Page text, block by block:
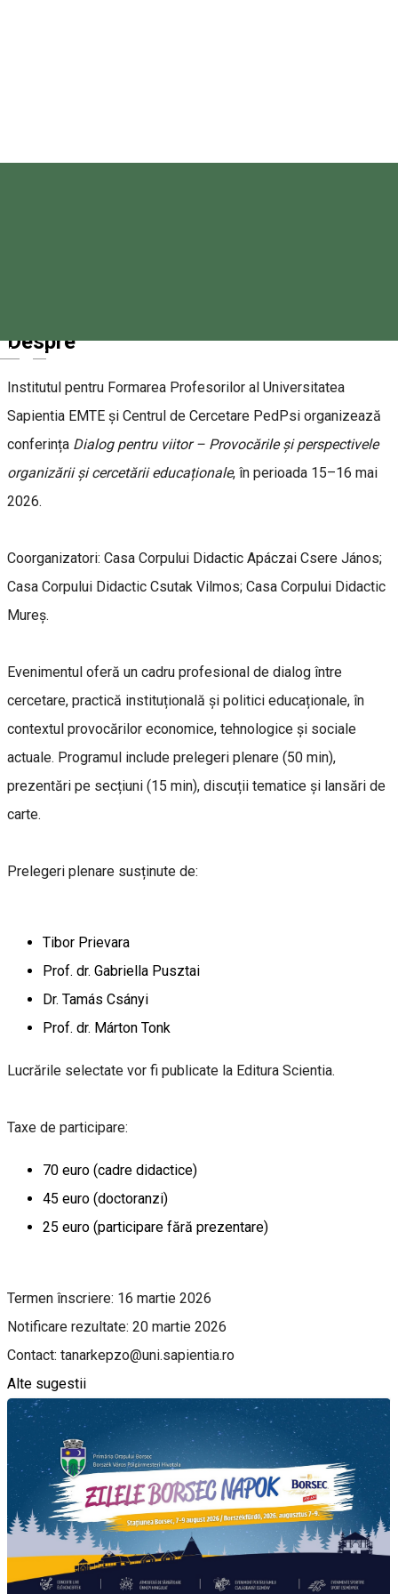
Magyar
Despre
Institutul pentru Formarea Profesorilor al Universitatea
Sapientia EMTE și Centrul de Cercetare PedPsi organizează
conferința Dialog pentru viitor – Provocările și perspectivele
organizării și cercetării educaționale, în perioada 15–16 mai
2026.
Coorganizatori: Casa Corpului Didactic Apáczai Csere János;
Casa Corpului Didactic Csutak Vilmos; Casa Corpului Didactic
Mureș.
Evenimentul oferă un cadru profesional de dialog între
cercetare, practică instituțională și politici educaționale, în
contextul provocărilor economice, tehnologice și sociale
actuale. Programul include prelegeri plenare (50 min),
prezentări pe secțiuni (15 min), discuții tematice și lansări de
carte.
Prelegeri plenare susținute de:
Tibor Prievara
Prof. dr. Gabriella Pusztai
Dr. Tamás Csányi
Prof. dr. Márton Tonk
Lucrările selectate vor fi publicate la Editura Scientia.
Taxe de participare:
70 euro (cadre didactice)
45 euro (doctoranzi)
25 euro (participare fără prezentare)
Termen înscriere: 16 martie 2026
Notificare rezultate: 20 martie 2026
Contact: tanarkepzo@uni.sapientia.ro
Alte sugestii